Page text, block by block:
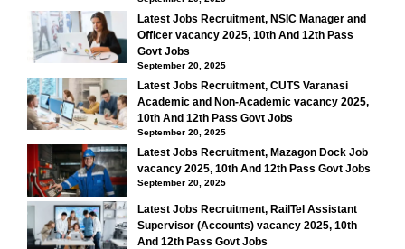
Latest Jobs Recruitment, NSIC Manager and
Officer vacancy 2025, 10th And 12th Pass
Govt Jobs
September 20, 2025
Latest Jobs Recruitment, CUTS Varanasi
Academic and Non-Academic vacancy 2025,
10th And 12th Pass Govt Jobs
September 20, 2025
Latest Jobs Recruitment, Mazagon Dock Job
vacancy 2025, 10th And 12th Pass Govt Jobs
September 20, 2025
Latest Jobs Recruitment, RailTel Assistant
Supervisor (Accounts) vacancy 2025, 10th
And 12th Pass Govt Jobs